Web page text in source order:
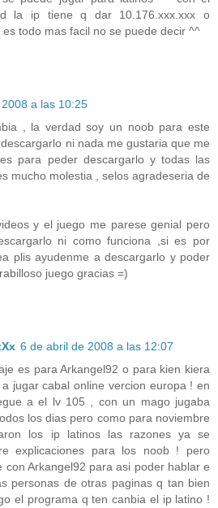
la ip tiene q dar 10.176.xxx.xxx o
todo mas facil no se puede decir ^^
a las 10:25
, la verdad soy un noob para este
ni nada me gustaria que me
para peder descargarlo y todas las
mucho molestia , selos agradeseria de
y el juego me parese genial pero
ni como funciona ,si es por
plis ayudenme a descargarlo y poder
juego gracias =)
6 de abril de 2008 a las 12:07
es para Arkangel92 o para kien kiera
jugar cabal online vercion europa ! en
a el lv 105 , con un mago jugaba
los dias pero como para noviembre
los ip latinos las razones ya se
explicaciones para los noob ! pero
con Arkangel92 para asi poder hablar e
personas de otras paginas q tan bien
el programa q ten canbia el ip latino !